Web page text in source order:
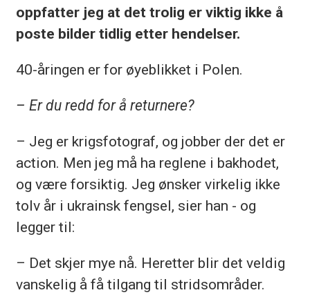
oppfatter jeg at det trolig er viktig ikke å
poste bilder tidlig etter hendelser.
40-åringen er for øyeblikket i Polen.
– Er du redd for å returnere?
– Jeg er krigsfotograf, og jobber der det er
action. Men jeg må ha reglene i bakhodet,
og være forsiktig. Jeg ønsker virkelig ikke
tolv år i ukrainsk fengsel, sier han - og
legger til:
– Det skjer mye nå. Heretter blir det veldig
vanskelig å få tilgang til stridsområder.